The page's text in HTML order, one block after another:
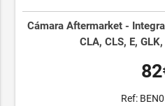
Cámara Aftermarket -
CLA, CLS, E,
Ref: